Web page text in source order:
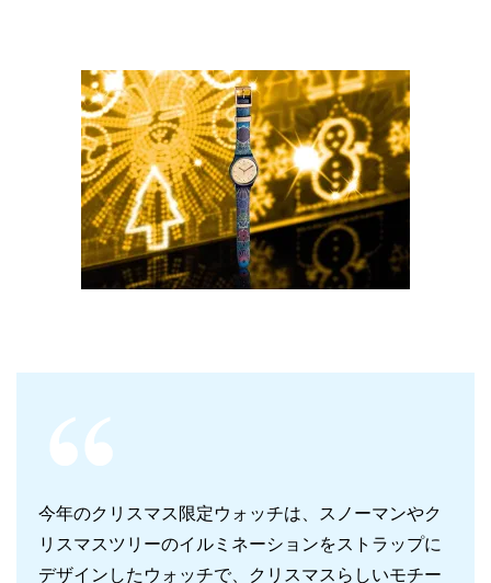
今年のクリスマス限定ウォッチは、スノーマンやク
リスマスツリーのイルミネーションをストラップに
デザインしたウォッチで、クリスマスらしいモチー